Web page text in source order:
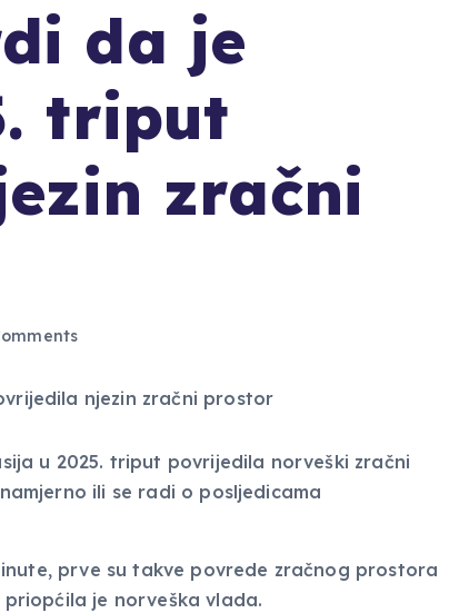
da je
triput
zračni
u 2025. triput povrijedila norveški zračni
ili se radi o posljedicama
prve su takve povrede zračnog prostora
je norveška vlada.